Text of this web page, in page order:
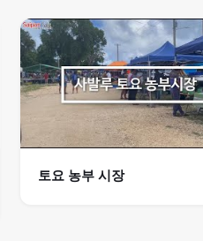
토요 농부 시장